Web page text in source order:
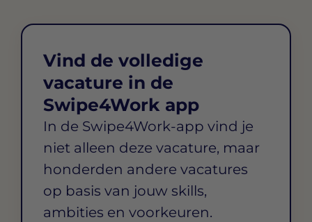
Vind de volledige
vacature in de
Swipe4Work app
In de Swipe4Work-app vind je
niet alleen deze vacature, maar
honderden andere vacatures
op basis van jouw skills,
ambities en voorkeuren.